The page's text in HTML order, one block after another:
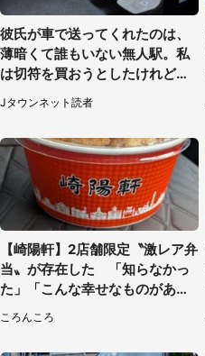
彼氏が車で送ってくれたのは、
薄暗くて誰もいない無人駅。私
は切符を買おうとしたけれど
（山形県・20代女性）
Jタウンネット読者
【崎陽軒】2店舗限定〝激レア弁
当〟が存在した 「知らなかっ
た」「こんな幸せなものがあっ
ころんころ